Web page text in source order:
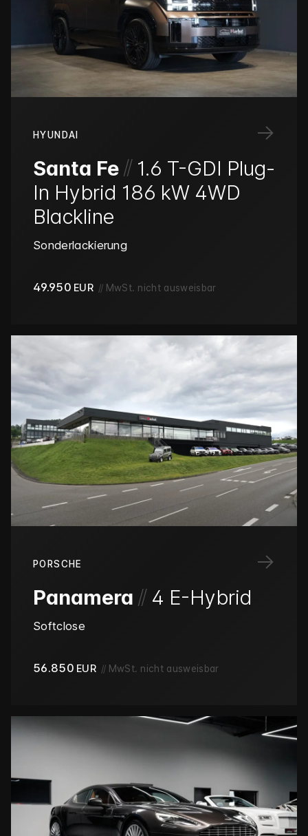
→
HYUNDAI
Santa Fe// 1.6 T-GDI Plug-
In Hybrid 186 kW 4WD
Blackline
Sonderlackierung
49.950 EUR // MwSt. nicht ausweisbar
→
PORSCHE
Panamera // 4 E-Hybrid
Softclose
56.850 EUR // MwSt. nicht ausweisbar